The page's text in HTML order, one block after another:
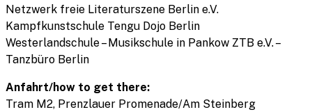
Netzwerk freie Literaturszene Berlin e.V.
Kampfkunstschule Tengu Dojo Berlin
Westerlandschule – Musikschule in Pankow ZTB e.V. –
Tanzbüro Berlin
Anfahrt/how to get there:
Tram M2, Prenzlauer Promenade/Am Steinberg